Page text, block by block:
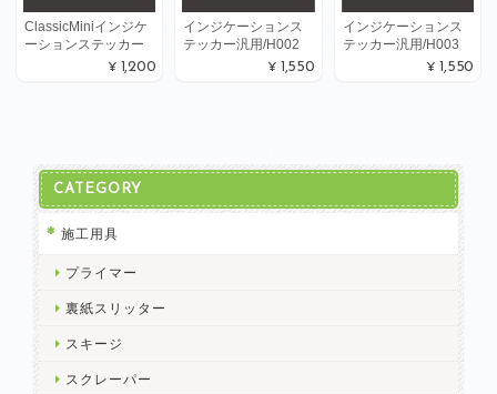
ClassicMiniインジケ
ーションステッカー
¥1,200
インジケーションス
テッカー汎用/H002
¥1,550
インジケーションス
テッカー汎用/H003
¥1,550
CATEGORY
施工用具
プライマー
裏紙スリッター
スキージ
スクレーパー